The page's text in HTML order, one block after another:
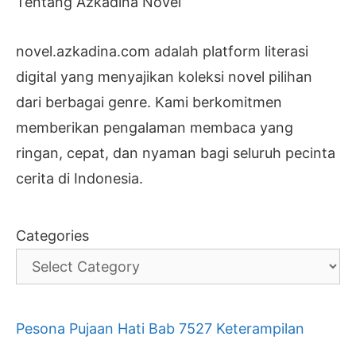
novel.azkadina.com adalah platform literasi
digital yang menyajikan koleksi novel pilihan
dari berbagai genre. Kami berkomitmen
memberikan pengalaman membaca yang
ringan, cepat, dan nyaman bagi seluruh pecinta
cerita di Indonesia.
Categories
Pesona Pujaan Hati Bab 7527 Keterampilan